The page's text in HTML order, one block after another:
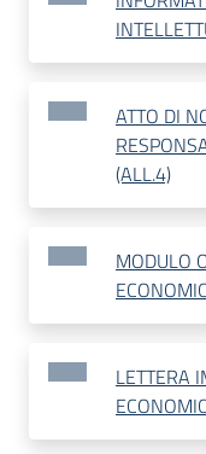
ATTO DI
(ALL.4)
MODULO
LETTERA